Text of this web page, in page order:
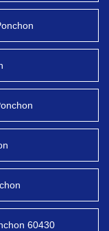
60430